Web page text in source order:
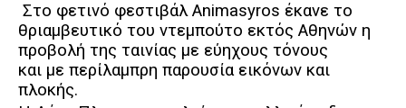
Στο φετινό φεστιβάλ Animasyros έκανε το
θριαμβευτικό του ντεμπούτο εκτός Αθηνών η
προβολή της ταινίας με εύηχους τόνους
και με περίλαμπρη παρουσία εικόνων και
πλοκής.